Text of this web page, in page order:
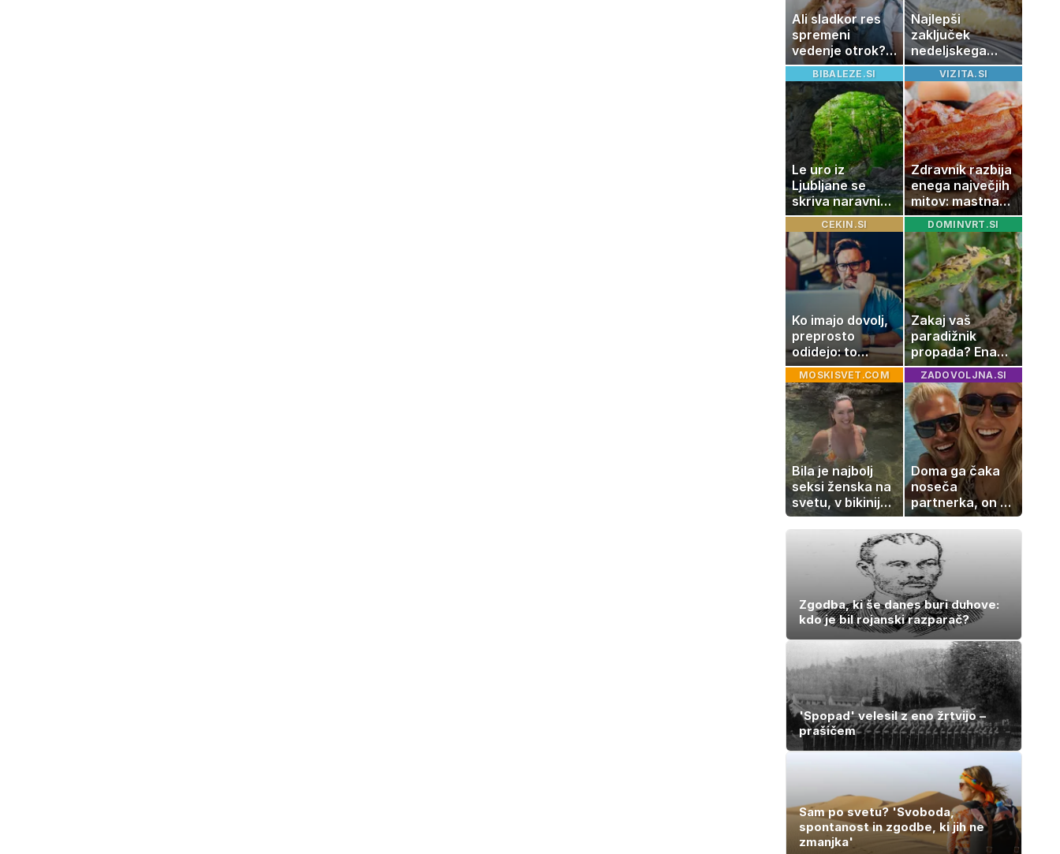
Ali sladkor res
spremeni
vedenje otrok?
Znanost ponuja
presenetljiv
odgovor
Najlepši
zaključek
nedeljskega
kosila: 8 sladic
brez peke, ki se
jih vsi veselijo
BIBALEZE.SI
Le uro iz
Ljubljane se
skriva naravni
čudež, ki je kot
ustvarjen za
družinski izlet
VIZITA.SI
Zdravnik razbija
enega največjih
mitov: mastna
jetra ne
nastanejo
zaradi slanine,
temveč zaradi
živila, ki ga
imamo vsi radi
CEKIN.SI
Ko imajo dovolj,
preprosto
odidejo: to
znamenje
najpogosteje da
odpoved
DOMINVRT.SI
Zakaj vaš
paradižnik
propada? Ena
napaka lahko
uniči rastline –
tako jih rešite
MOSKISVET.COM
Bila je najbolj
seksi ženska na
svetu, v bikiniju
znova navdušila
ZADOVOLJNA.SI
Doma ga čaka
noseča
partnerka, on pa
dopustuje z
drugo
Zgodba, ki še danes buri duhove:
kdo je bil rojanski razparač?
'Spopad' velesil z eno žrtvijo –
prašičem
Sam po svetu? 'Svoboda,
spontanost in zgodbe, ki jih ne
zmanjka'